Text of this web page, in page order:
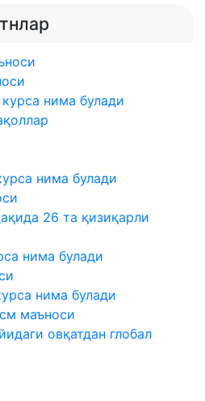
нима булади
нима булади
26 та қизиқарли
нима булади
нима булади
маъноси
овқатдан глобал